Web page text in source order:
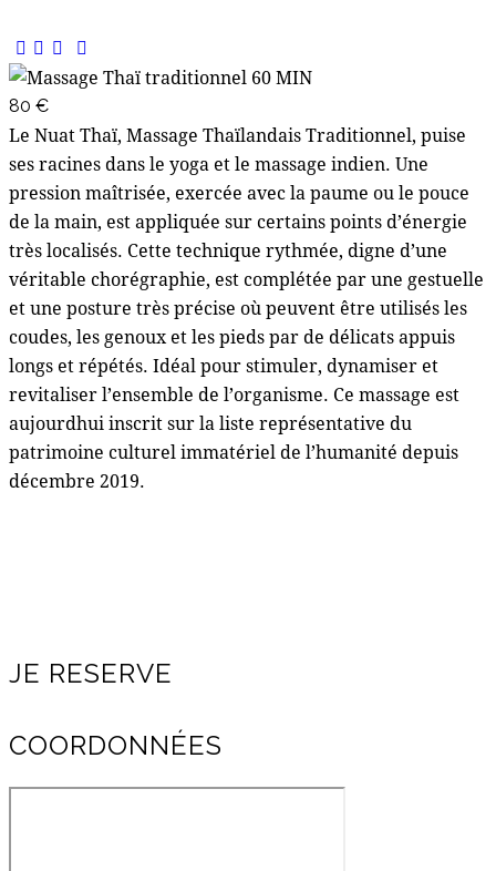
80 €
Le Nuat Thaï, Massage Thaïlandais Traditionnel, puise
ses racines dans le yoga et le massage indien. Une
pression maîtrisée, exercée avec la paume ou le pouce
de la main, est appliquée sur certains points d’énergie
très localisés. Cette technique rythmée, digne d’une
véritable chorégraphie, est complétée par une gestuelle
et une posture très précise où peuvent être utilisés les
coudes, les genoux et les pieds par de délicats appuis
longs et répétés. Idéal pour stimuler, dynamiser et
revitaliser l’ensemble de l’organisme. Ce massage est
aujourdhui inscrit sur la liste représentative du
patrimoine culturel immatériel de l’humanité depuis
décembre 2019.
JE RESERVE
COORDONNÉES